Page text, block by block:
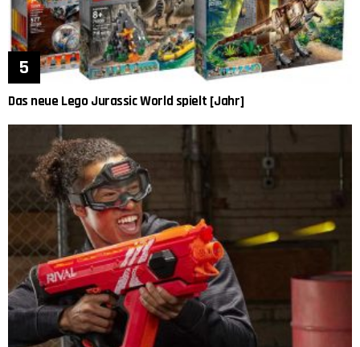
Das neue Lego Jurassic World spielt [Jahr]